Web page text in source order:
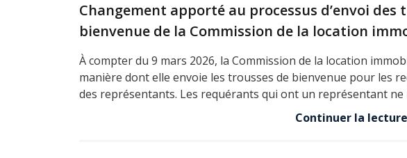
Changement apporté au processus d’envoi des
bienvenue de la Commission de la location
À compter du 9 mars 2026, la Commission de la location
manière dont elle envoie les trousses de bienvenue pour les
des représentants. Les requérants qui ont un représentant
Continuer la